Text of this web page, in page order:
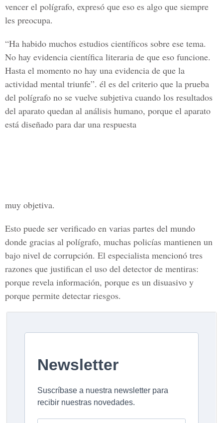
vencer el polígrafo, expresó que eso es algo que siempre
les preocupa.
“Ha habido muchos estudios científicos sobre ese tema.
No hay evidencia científica literaria de que eso funcione.
Hasta el momento no hay una evidencia de que la
actividad mental triunfe”. él es del criterio que la prueba
del polígrafo no se vuelve subjetiva cuando los resultados
del aparato quedan al análisis humano, porque el aparato
está diseñado para dar una respuesta
muy objetiva.
Esto puede ser verificado en varias partes del mundo
donde gracias al polígrafo, muchas policías mantienen un
bajo nivel de corrupción. El especialista mencionó tres
razones que justifican el uso del detector de mentiras:
porque revela información, porque es un disuasivo y
porque permite detectar riesgos.